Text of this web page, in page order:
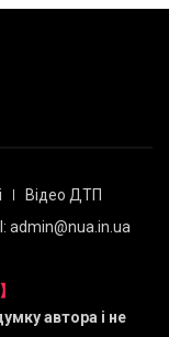
Відео ДТП
admin@nua.in.ua
автора і не